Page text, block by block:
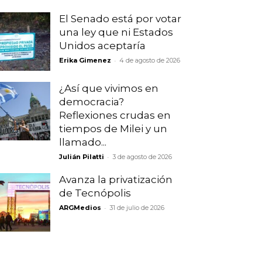
El Senado está por votar
una ley que ni Estados
Unidos aceptaría
Erika Gimenez - 4 de agosto de 2026
¿Así que vivimos en
democracia?
Reflexiones crudas en
tiempos de Milei y un
llamado...
Julián Pilatti - 3 de agosto de 2026
Avanza la privatización
de Tecnópolis
ARGMedios - 31 de julio de 2026